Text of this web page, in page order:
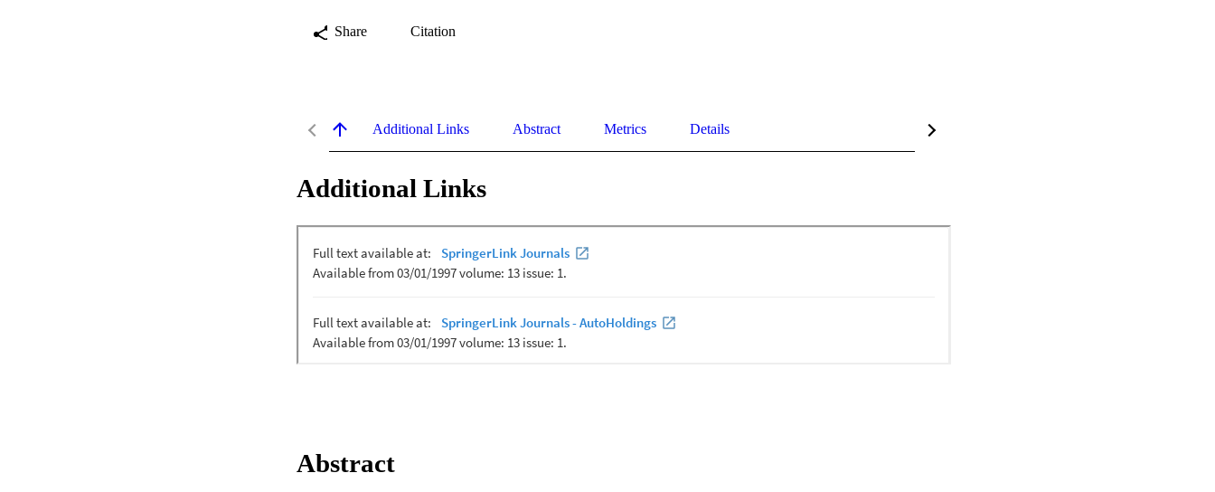
Share Citation
Additional Links Abstract Metrics Details
Additional Links
Abstract